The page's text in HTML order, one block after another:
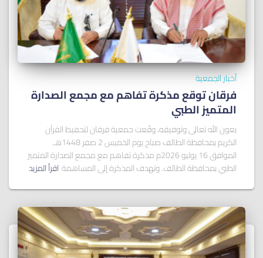
أخبار الجمعية
فرقان توقع مذكرة تفاهم مع مجمع الصدارة
المتميز الطبي
بعون الله تعالى وتوفيقه، وقّعت جمعية فرقان لتحفيظ القرآن
الكريم بمحافظة الطائف صباح يوم الخميس 2 صفر 1448هـ
الموافق 16 يوليو 2026م مذكرة تفاهم مع مجمع الصدارة المتميز
الطبي بمحافظة الطائف. وتهدف المذكرة إلى المساهمة اقرأ المزيد